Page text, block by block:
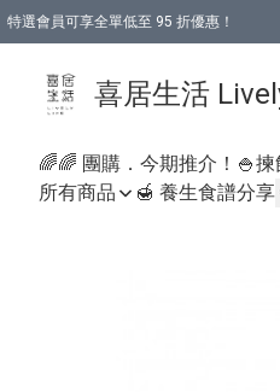
特選會員可享全單低至 95 折優惠！
喜居生活
🌈🌈 團購．今期推介！ 🍚
所有商品
🍯 養生食譜分享